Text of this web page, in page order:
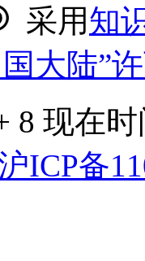
采用知
大陆”
8 现在
ICP备